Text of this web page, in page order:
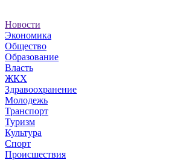
Новости
Экономика
Общество
Образование
Власть
ЖКХ
Здравоохранение
Молодежь
Транспорт
Туризм
Культура
Спорт
Происшествия